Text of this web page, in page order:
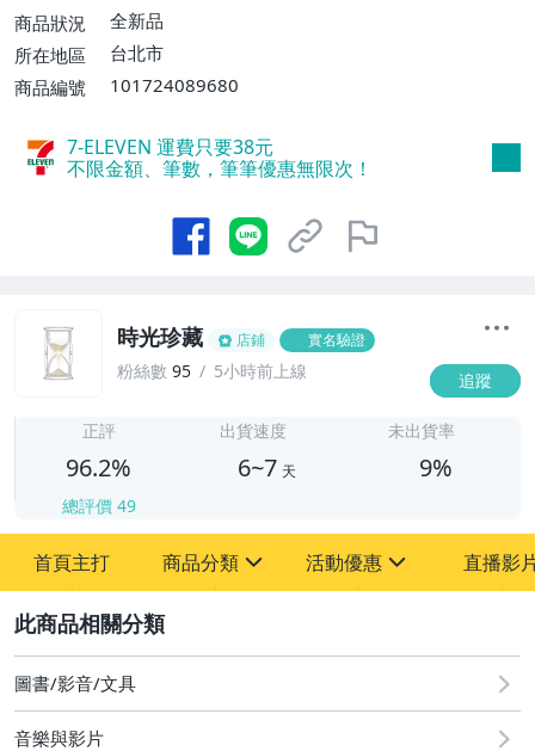
運費$60、滿5件或消費滿$1298免運
費】、宅配/貨運【單件運費$120、滿5件
商品狀況
全新品
所在地區
台北市
商品編號
101724089680
7-ELEVEN 運費只要38元
不限金額、筆數，筆筆優惠無限次！
時光珍藏 店鋪 實名驗證
粉絲數 95 5小時前上線 追蹤
正評
96.2%
總評價 49
出貨速度
6~7 天
未出貨率
9%
首頁主打 商品分類
其它
活動優惠
[全店] 粉絲專享
[全店] 週年慶
直播影
圖書/影音/文具
音樂與影片